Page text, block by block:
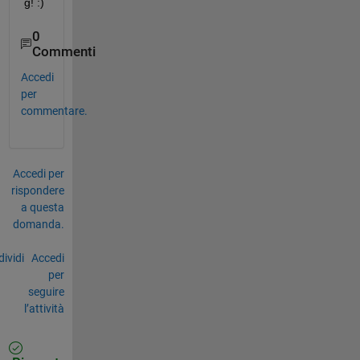
0
Commenti
Accedi
per
commentare.
Accedi per
rispondere
a questa
domanda.
Accedi
per
seguire
l’attività